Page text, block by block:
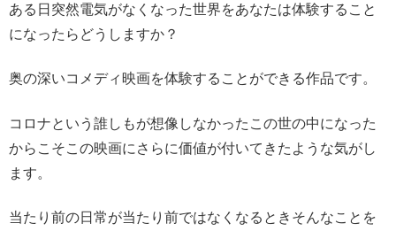
ある日突然電気がなくなった世界をあなたは体験すること
になったらどうしますか？
奥の深いコメディ映画を体験することができる作品です。
コロナという誰しもが想像しなかったこの世の中になった
からこそこの映画にさらに価値が付いてきたような気がし
ます。
当たり前の日常が当たり前ではなくなるときそんなことを